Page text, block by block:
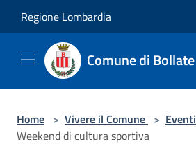
Regione Lombardia
Comune di Bollate
Home > Vivere il Comune > Eventi
Weekend di cultura sportiva